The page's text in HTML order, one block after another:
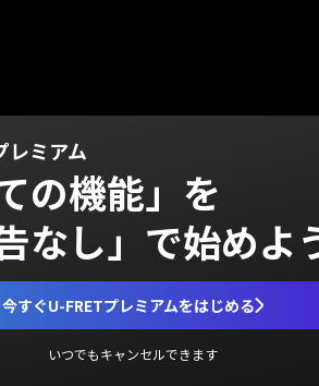
レミアム
の機能」を
なし」で始めよ
今すぐU-FRETプレミアムをはじめる
いつでもキャンセルできます